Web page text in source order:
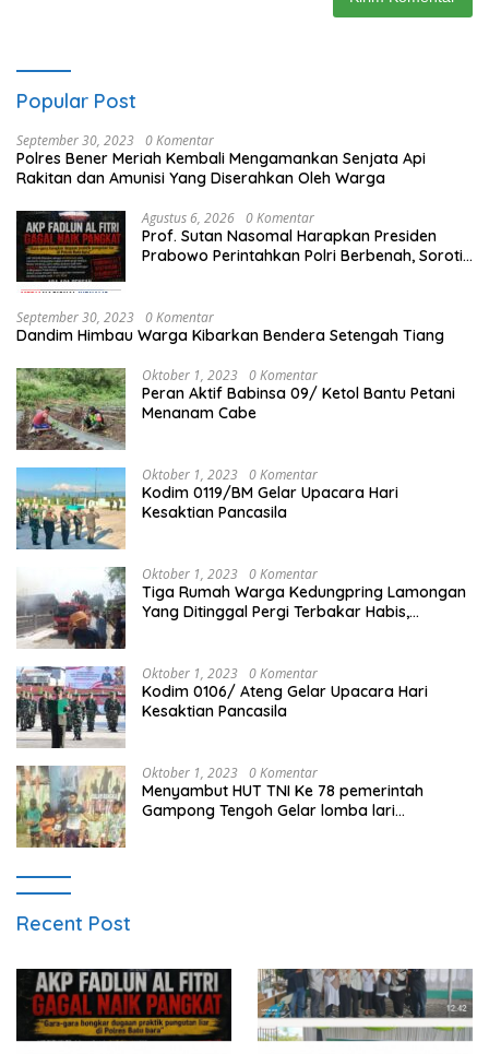
Popular Post
September 30, 2023 0 Komentar
Polres Bener Meriah Kembali Mengamankan Senjata Api
Rakitan dan Amunisi Yang Diserahkan Oleh Warga
Agustus 6, 2026 0 Komentar
Prof. Sutan Nasomal Harapkan Presiden
Prabowo Perintahkan Polri Berbenah, Soroti
September 30, 2023 0 Komentar
Dandim Himbau Warga Kibarkan Bendera Setengah Tiang
Oktober 1, 2023 0 Komentar
Peran Aktif Babinsa 09/ Ketol Bantu Petani
Menanam Cabe
Oktober 1, 2023 0 Komentar
Kodim 0119/BM Gelar Upacara Hari
Kesaktian Pancasila
Oktober 1, 2023 0 Komentar
Tiga Rumah Warga Kedungpring Lamongan
Yang Ditinggal Pergi Terbakar Habis,
Oktober 1, 2023 0 Komentar
Kodim 0106/ Ateng Gelar Upacara Hari
Kesaktian Pancasila
Oktober 1, 2023 0 Komentar
Menyambut HUT TNI Ke 78 pemerintah
Gampong Tengoh Gelar lomba lari
Recent Post